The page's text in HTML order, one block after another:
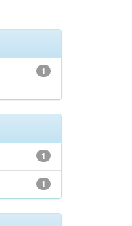
1
1
1